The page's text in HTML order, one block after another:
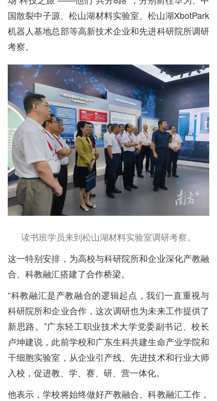
国散裂中子源、松山湖材料实验室、松山湖XbotPark
机器人基地总部等高新技术企业和先进科研院所调研
考察。
读书班学员来到松山湖材料实验室调研考察。
这一特别安排，为高校与科研院所和企业深化产教融
合、科教融汇搭建了合作桥梁。
“科教融汇是产教融合的逻辑起点，我们一直重视与
科研院所和企业合作，这次调研也为未来工作提供了
新思路。”广东轻工职业技术大学党委副书记、校长
卢坤建说，此前学校和广东生科共建生命产业学院和
干细胞实验室，从企业引产线、先进技术和行业大师
入校，促进教、学、赛、研、营一体化。
他表示，学校将始终做好产教融合、科教融汇工作，